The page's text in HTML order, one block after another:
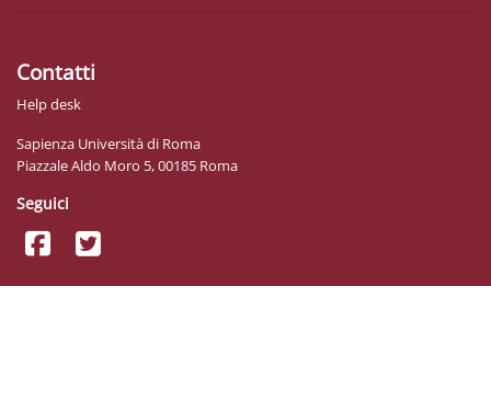
Contatti
Help desk
Sapienza Università di Roma
Piazzale Aldo Moro 5, 00185 Roma
Seguici